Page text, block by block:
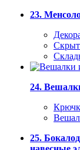
23.
24.
25.